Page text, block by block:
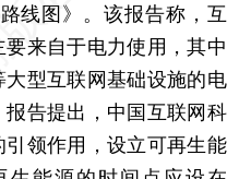
线图》。该报告称，互
来自于电力使用，其中
型互联网基础设施的电
告提出，中国互联网科
领作用，设立可再生能